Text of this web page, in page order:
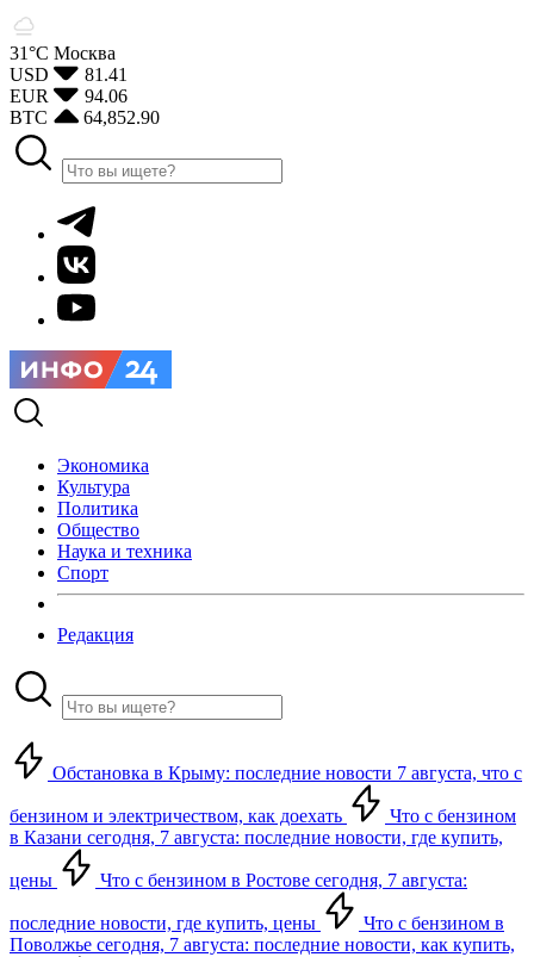
31°С Москва
USD
81.41
EUR
94.06
BTC
64,852.90
Экономика
Культура
Политика
Общество
Наука и техника
Спорт
Редакция
Обстановка в Крыму: последние новости 7 августа, что с
бензином и электричеством, как доехать
Что с бензином
в Казани сегодня, 7 августа: последние новости, где купить,
цены Что с бензином в Ростове сегодня, 7 августа:
последние новости, где купить, цены
Что с бензином в
Поволжье сегодня, 7 августа: последние новости, как купить,